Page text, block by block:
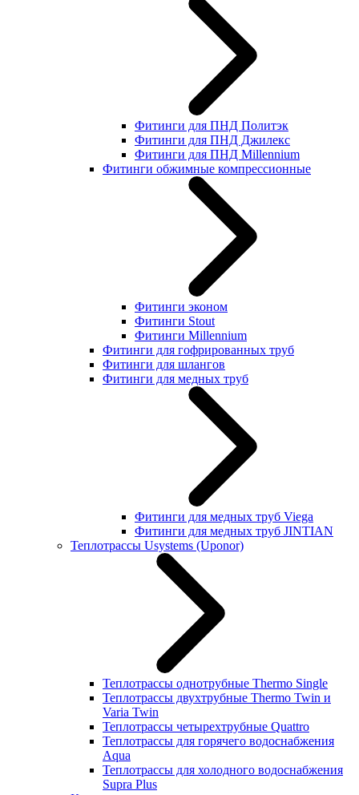
Фитинги для ПНД Политэк
Фитинги для ПНД Джилекс
Фитинги для ПНД Millennium
Фитинги обжимные компрессионные
Фитинги эконом
Фитинги Stout
Фитинги Millennium
Фитинги для гофрированных труб
Фитинги для шлангов
Фитинги для медных труб
Фитинги для медных труб Viega
Фитинги для медных труб JINTIAN
Теплотрассы Usystems (Uponor)
Теплотрассы однотрубные Thermo Single
Теплотрассы двухтрубные Thermo Twin и
Varia Twin
Теплотрассы четырехтрубные Quattro
Теплотрассы для горячего водоснабжения
Aqua
Теплотрассы для холодного водоснабжения
Supra Plus